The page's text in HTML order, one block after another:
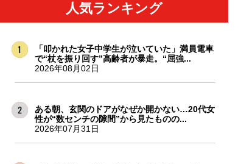
人気ランキング
「叩かれた女子中学生が泣いていた」満員電車
で“杖を振り回す”高齢者が暴走。“屈強...
2026年08月02日
ある朝、玄関のドアがなぜか開かない…20代女
性が“数センチの隙間”から見たものの...
2026年07月31日